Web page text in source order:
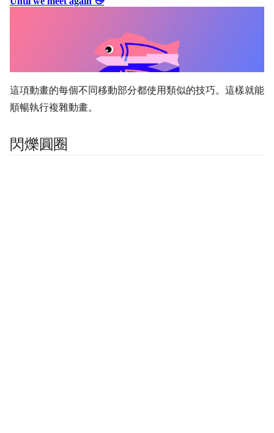
這項動畫的每個不同移動部分都使用類似的技巧。這樣就能
順暢執行複雜動畫。
閃爍圓圈